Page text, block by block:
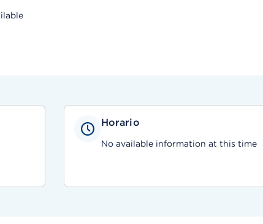
Horario
No available information at this time